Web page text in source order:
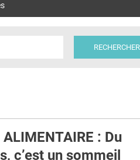
: Du
c’est un sommeil